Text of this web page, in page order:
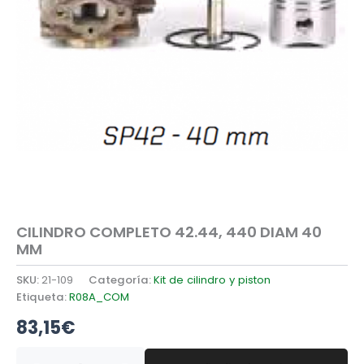
CILINDRO COMPLETO 42.44, 440 DIAM 40
MM
SKU:21-109 Categoría:Kit de cilindro y piston
Etiqueta:R08A_COM
83,15€